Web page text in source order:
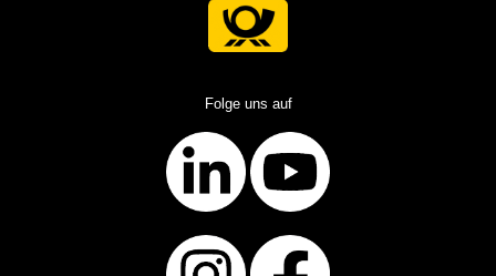
Folge uns auf